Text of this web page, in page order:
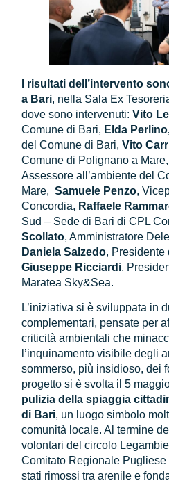
I risultati dell’intervento
a Bari, nella Sala Ex
dove sono intervenuti:Vito
Comune di Bari, Elda
del Comune di Bari,Vito
Comune di Polignano a
Assessore all’ambiente del
Mare, Samuele Penzo,
Concordia, Raffaele
Sud – Sede di Bari di CPL
Scollato, Amministratore
Daniela Salzedo, Presidente
Giuseppe Ricciardi,
Maratea Sky&Sea.
L’iniziativa si è sviluppata in
complementari, pensate per
criticità ambientali che
l’inquinamento visibile degli
sommerso, più insidioso, dei
progetto si è svolta il 5
pulizia della spiaggia
di Bari, un luogo simbolo
comunità locale. Al termine
volontari del circolo
Comitato Regionale
stati rimossi tra arenile e